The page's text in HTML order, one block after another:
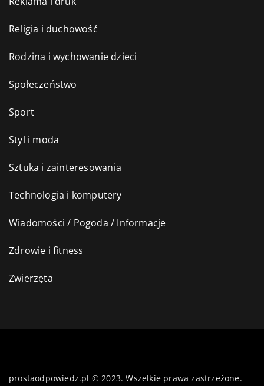
Religia i duchowość
Rodzina i wychowanie dzieci
Społeczeństwo
Sport
Styl i moda
Sztuka i zainteresowania
Technologia i komputery
Wiadomości / Pogoda / Informacje
Zdrowie i fitness
Zwierzęta
prostaodpowiedz.pl © 2023. Wszelkie prawa zastrzeżone.